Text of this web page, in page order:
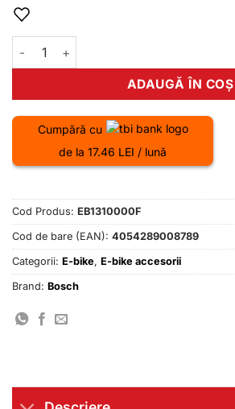
Cantitate Bosch Display Intuvia 100
ADAUGĂ ÎN COȘ
Cumpără cu
de la 17.46 LEI / lună
Cod Produs: EB1310000F
Cod de bare (EAN): 4054289008789
Categorii: E-bike, E-bike accesorii
Brand: Bosch